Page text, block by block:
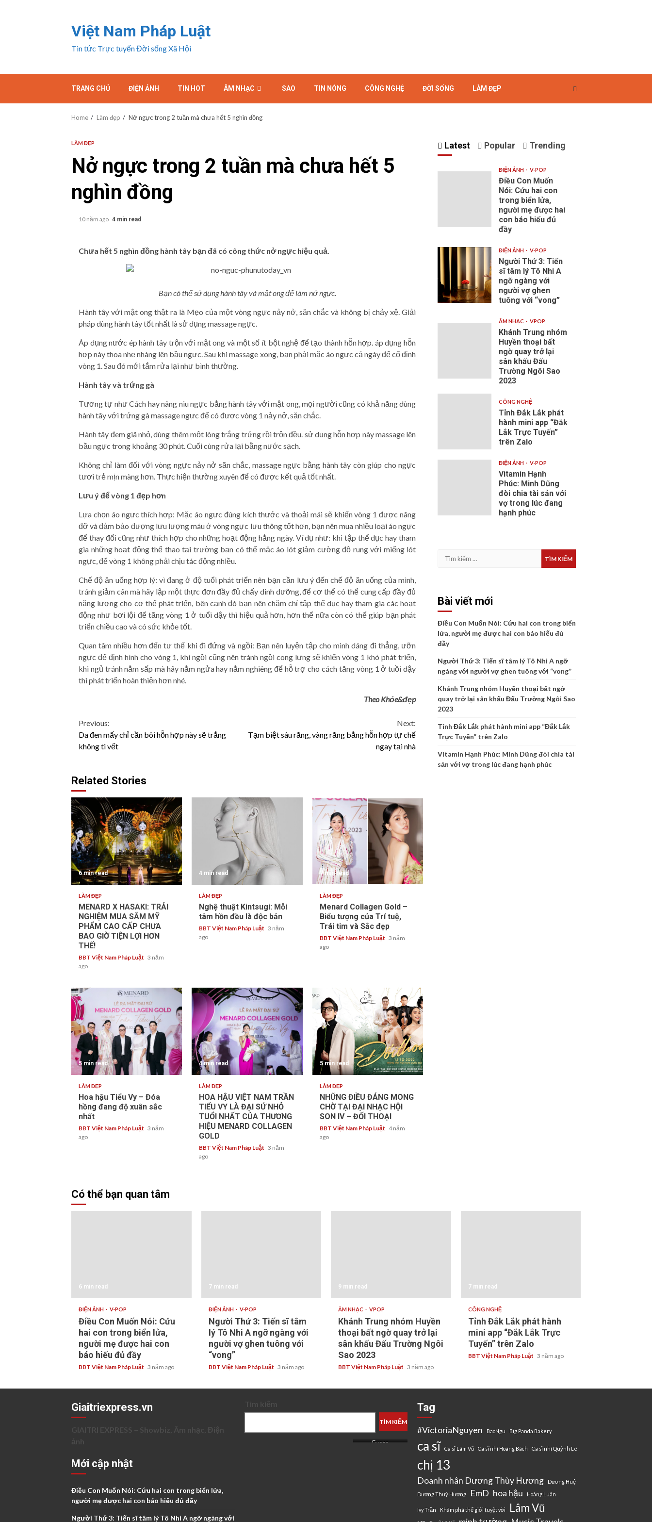
Việt Nam Pháp Luật
Tin tức Trực tuyến Đời sống Xã Hội
TRANG CHỦ ĐIỆN ẢNH TIN HOT ÂM NHẠC SAO TIN NÓNG CÔNG NGHỆ ĐỜI SỐNG LÀM ĐẸP
Home Làm đẹp Nở ngực trong 2 tuần mà chưa hết 5 nghìn đồng
LÀM ĐẸP
Nở ngực trong 2 tuần mà chưa hết 5
nghìn đồng
10 năm ago 4 min read
Chưa hết 5 nghìn đồng hành tây bạn đã có công thức nở ngực hiệu quả.
Bạn có thể sử dụng hành tây và mật ong để làm nở ngực.
Hành tây với mật ong thật ra là Mẹo của một vòng ngực nảy nở, săn chắc và không bị chảy xệ. Giải
pháp dùng hành tây tốt nhất là sử dụng massage ngực.
Áp dụng nước ép hành tây trộn với mật ong và một số ít bột nghệ để tạo thành hỗn hợp. áp dụng hỗn
hợp này thoa nhẹ nhàng lên bầu ngực. Sau khi massage xong, bạn phải mặc áo ngực cả ngày để cố định
vòng 1. Sau đó mới tắm rửa lại như bình thường.
Hành tây và trứng gà
Tương tự như Cách hay nâng niu ngực bằng hành tây với mật ong, mọi người cũng có khả năng dùng
hành tây với trứng gà massage ngực để có được vòng 1 nảy nở, săn chắc.
Hành tây đem giã nhỏ, dùng thêm một lòng trắng trứng rồi trộn đều. sử dụng hỗn hợp này massage lên
bầu ngực trong khoảng 30 phút. Cuối cùng rửa lại bằng nước sạch.
Không chỉ làm đối với vòng ngực nảy nở săn chắc, massage ngực bằng hành tây còn giúp cho ngực
tươi trẻ mịn màng hơn. Thực hiện thường xuyên để có được kết quả tốt nhất.
Lưu ý để vòng 1 đẹp hơn
Lựa chọn áo ngực thích hợp: Mặc áo ngực đúng kích thước và thoải mái sẽ khiến vòng 1 được nâng
đỡ và đảm bảo đượng lưu lượng máu ở vòng ngực lưu thông tốt hơn, bạn nên mua nhiều loại áo ngực
để thay đổi cũng như thích hợp cho những hoạt động hằng ngày. Ví dụ như: khi tập thể dục hay tham
gia những hoạt động thể thao tại trường bạn có thể mặc áo lót giảm cường độ rung với miếng lót
ngực, để vòng 1 không phải chịu tác động nhiều.
Chế độ ăn uống hợp lý: vì đang ở độ tuổi phát triển nên bạn cần lưu ý đến chế độ ăn uống của mình,
tránh giảm cân mà hãy lập một thực đơn đầy đủ chấy dinh dưỡng, để cơ thể có thể cung cấp đầy đủ
năng lượng cho cơ thể phát triển, bên cạnh đó bạn nên chăm chỉ tập thể dục hay tham gia các hoạt
động như bơi lội để tăng vòng 1 ở tuổi dậy thì hiệu quả hơn, hơn thể nữa còn có thể giúp bạn phát
triển chiều cao và có sức khỏe tốt.
Quan tâm nhiều hơn đến tư thế khi đi đứng và ngồi: Bạn nên luyện tập cho mình dáng đi thẳng, ưỡn
ngực để định hình cho vòng 1, khi ngồi cũng nên tránh ngồi cong lưng sẽ khiến vòng 1 khó phát triển,
khi ngủ tránh nằm sấp mà hãy nằm ngửa hay nằm nghiêng để hỗ trợ cho cách tăng vòng 1 ở tuồi dậy
thì phát triển hoàn thiện hơn nhé.
Theo Khỏe&đẹp
Continue
Reading
Previous:
Da đen mấy chỉ cần bôi hỗn hợp này sẽ trắng
không tì vết
Next:
Tạm biệt sâu răng, vàng răng bằng hỗn hợp tự chế
ngay tại nhà
Related Stories
6 min read
LÀM ĐẸP
MENARD X HASAKI: TRẢI
NGHIỆM MUA SẮM MỸ
PHẨM CAO CẤP CHƯA
BAO GIỜ TIỆN LỢI HƠN
THẾ!
BBT Việt Nam Pháp Luật 3 năm
ago
4 min read
LÀM ĐẸP
Nghệ thuật Kintsugi: Mỗi
tâm hồn đều là độc bản
BBT Việt Nam Pháp Luật 3 năm
ago
7 min read
LÀM ĐẸP
Menard Collagen Gold –
Biểu tượng của Trí tuệ,
Trái tim và Sắc đẹp
BBT Việt Nam Pháp Luật 3 năm
ago
5 min read
LÀM ĐẸP
Hoa hậu Tiểu Vy – Đóa
hồng đang độ xuân sắc
nhất
BBT Việt Nam Pháp Luật 3 năm
ago
4 min read
LÀM ĐẸP
HOA HẬU VIỆT NAM TRẦN
TIỂU VY LÀ ĐẠI SỨ NHỎ
TUỔI NHẤT CỦA THƯƠNG
HIỆU MENARD COLLAGEN
GOLD
BBT Việt Nam Pháp Luật 3 năm
ago
5 min read
LÀM ĐẸP
NHỮNG ĐIỀU ĐÁNG MONG
CHỜ TẠI ĐẠI NHẠC HỘI
SON IV – ĐỐI THOẠI
BBT Việt Nam Pháp Luật 4 năm
ago
Latest Popular Trending
ĐIỆN ẢNH V-POP
Điều Con Muốn
Nói: Cứu hai con
trong biển lửa,
người mẹ được hai
con báo hiếu đủ
đầy
ĐIỆN ẢNH V-POP
Người Thứ 3: Tiến
sĩ tâm lý Tô Nhi A
ngỡ ngàng với
người vợ ghen
tuông với “vong”
ÂM NHẠC VPOP
Khánh Trung nhóm
Huyền thoại bất
ngờ quay trở lại
sân khấu Đấu
Trường Ngôi Sao
2023
CÔNG NGHỆ
Tỉnh Đắk Lắk phát
hành mini app “Đắk
Lắk Trực Tuyến”
trên Zalo
ĐIỆN ẢNH V-POP
Vitamin Hạnh
Phúc: Minh Dũng
đòi chia tài sản với
vợ trong lúc đang
hạnh phúc
Tìm
Bài viết mới
Điều Con Muốn Nói: Cứu hai con trong biển
lửa, người mẹ được hai con báo hiếu đủ
đầy
Người Thứ 3: Tiến sĩ tâm lý Tô Nhi A ngỡ
ngàng với người vợ ghen tuông với “vong”
Khánh Trung nhóm Huyền thoại bất ngờ
quay trở lại sân khấu Đấu Trường Ngôi Sao
2023
Tỉnh Đắk Lắk phát hành mini app “Đắk Lắk
Trực Tuyến” trên Zalo
Vitamin Hạnh Phúc: Minh Dũng đòi chia tài
sản với vợ trong lúc đang hạnh phúc
Có thể bạn quan tâm
6 min read
ĐIỆN ẢNH V-POP
Điều Con Muốn Nói: Cứu
hai con trong biển lửa,
người mẹ được hai con
báo hiếu đủ đầy
BBT Việt Nam Pháp Luật 3 năm ago
7 min read
ĐIỆN ẢNH V-POP
Người Thứ 3: Tiến sĩ tâm
lý Tô Nhi A ngỡ ngàng với
người vợ ghen tuông với
“vong”
BBT Việt Nam Pháp Luật 3 năm ago
9 min read
ÂM NHẠC VPOP
Khánh Trung nhóm Huyền
thoại bất ngờ quay trở lại
sân khấu Đấu Trường Ngôi
Sao 2023
BBT Việt Nam Pháp Luật 3 năm ago
7 min read
CÔNG NGHỆ
Tỉnh Đắk Lắk phát hành
mini app “Đắk Lắk Trực
Tuyến” trên Zalo
BBT Việt Nam Pháp Luật 3 năm ago
Giaitriexpress.vn
GIAITRI EXPRESS – Showbiz, Âm nhạc, Điện
ảnh
Mới cập nhật
Điều Con Muốn Nói: Cứu hai con trong biển lửa,
người mẹ được hai con báo hiếu đủ đầy
Người Thứ 3: Tiến sĩ tâm lý Tô Nhi A ngỡ ngàng với
Tìm kiếm
TÌM KIẾM
Evoto
Tag
#VictoriaNguyen BaoNgu Big Panda Bakery
ca sĩ Ca sĩ Lâm Vũ Ca sĩ nhí Hoàng Bách Ca sĩ nhí Quỳnh Lê
chị 13
Doanh nhân Dương Thùy Hương
Dương Huệ
Dương Thuỳ Hương
EmD hoa hậu Hoàng Luân
Ivy Trần Khám phá thế giới tuyệt vời Lâm Vũ